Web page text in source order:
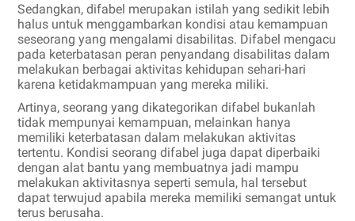
Sedangkan, difabel merupakan istilah yang sedikit lebih
halus untuk menggambarkan kondisi atau kemampuan
seseorang yang mengalami disabilitas. Difabel mengacu
pada keterbatasan peran penyandang disabilitas dalam
melakukan berbagai aktivitas kehidupan sehari-hari
karena ketidakmampuan yang mereka miliki.
Artinya, seorang yang dikategorikan difabel bukanlah
tidak mempunyai kemampuan, melainkan hanya
memiliki keterbatasan dalam melakukan aktivitas
tertentu. Kondisi seorang difabel juga dapat diperbaiki
dengan alat bantu yang membuatnya jadi mampu
melakukan aktivitasnya seperti semula, hal tersebut
dapat terwujud apabila mereka memiliki semangat untuk
terus berusaha.